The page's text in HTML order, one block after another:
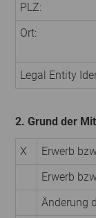
PLZ:
Ort:
Legal Entity
2. Grund der
X
Erwerb
Erwerb
Änderung